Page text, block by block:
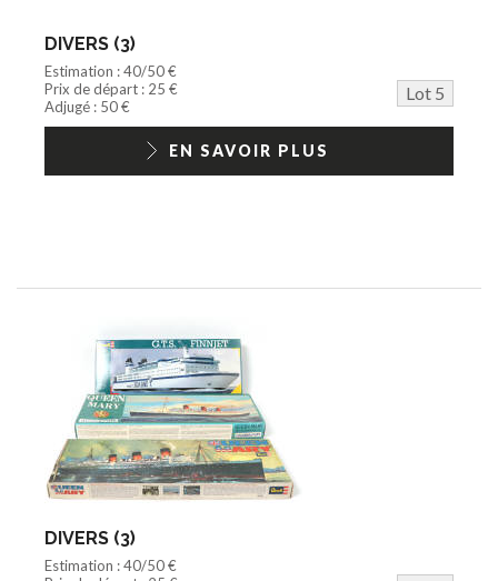
DIVERS (3)
Estimation : 40/50 €
Prix de départ : 25 €
Lot 5
Adjugé : 50 €
EN SAVOIR PLUS
DIVERS (3)
Estimation : 40/50 €